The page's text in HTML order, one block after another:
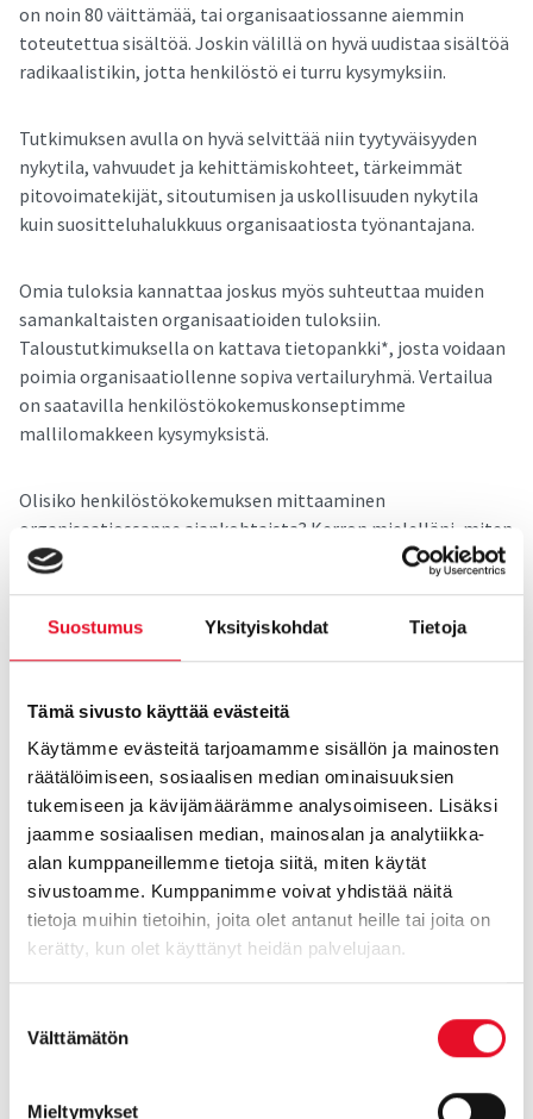
Suostumus Yksityiskohdat Tietoja
Tämä sivusto käyttää evästeitä
Käytämme evästeitä tarjoamamme sisällön ja mainosten
räätälöimiseen, sosiaalisen median ominaisuuksien
tukemiseen ja kävijämäärämme analysoimiseen. Lisäksi
jaamme sosiaalisen median, mainosalan ja analytiikka-
alan kumppaneillemme tietoja siitä, miten käytät
sivustoamme. Kumppanimme voivat yhdistää näitä
tietoja muihin tietoihin, joita olet antanut heille tai joita on
kerätty, kun olet käyttänyt heidän palvelujaan.
valinta
Välttämätön
Mieltymykset
on noin 80 väittämää, tai organisaatiossanne aiemmin
toteutettua sisältöä. Joskin välillä on hyvä uudistaa sisältöä
radikaalistikin, jotta henkilöstö ei turru kysymyksiin.
Tutkimuksen avulla on hyvä selvittää niin tyytyväisyyden
nykytila, vahvuudet ja kehittämiskohteet, tärkeimmät
pitovoimatekijät, sitoutumisen ja uskollisuuden nykytila
kuin suositteluhalukkuus organisaatiosta työnantajana.
Omia tuloksia kannattaa joskus myös suhteuttaa muiden
samankaltaisten organisaatioiden tuloksiin.
Taloustutkimuksella on kattava tietopankki*, josta voidaan
poimia organisaatiollenne sopiva vertailuryhmä. Vertailua
on saatavilla henkilöstökokemuskonseptimme
mallilomakkeen kysymyksistä.
Olisiko henkilöstökokemuksen mittaaminen
organisaatiossanne ajankohtaista? Kerron mielelläni, miten
Taloustutkimus voisi henkilöstökokemuksen mittaamisessa
teitä auttaa. Ole yhteydessä, niin sovitaan puolen tunnin
tarjouspyyntö!
Paula Lehto
Senior Insight Manager
paula.lehto@taloustutkimus.fi
p. 010 758 5275
OTA YHTEYTTÄ
* Taloustutkimuksella on käytössään tietopankki, jossa on
4032 vertailuvastajaa. Vastaajat ovat vastanneet
mallilomakkeen noin 80 kysymykseen ajatellen omaa
työtään ja organisaatiota, jossa työskentelee. Mallilomake
työilmapiiristä, koulutuksesta/kehittymisestä,